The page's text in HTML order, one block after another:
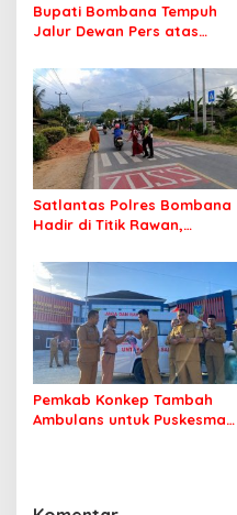
Bupati Bombana Tempuh
Jalur Dewan Pers atas
Korupsi Jembatan Cirauci II
Satlantas Polres Bombana
Hadir di Titik Rawan,
Sekolah dengan Aman
Pemkab Konkep Tambah
Ambulans untuk Puskesmas